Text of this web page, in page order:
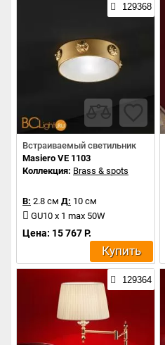
129368
Встраиваемый светильник
Masiero VE 1103
Коллекция: Brass & spots
В: 2.8 см Д: 10 см
GU10 x 1 max 50W
Цена: 15 767 Р.
Купить
129364